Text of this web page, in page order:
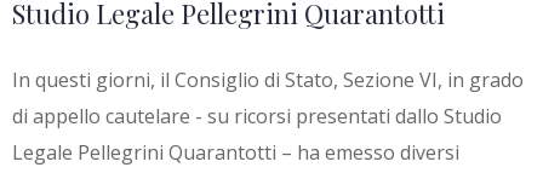
Studio Legale Pellegrini Quarantotti
In questi giorni, il Consiglio di Stato, Sezione VI, in grado
di appello cautelare - su ricorsi presentati dallo Studio
Legale Pellegrini Quarantotti – ha emesso diversi